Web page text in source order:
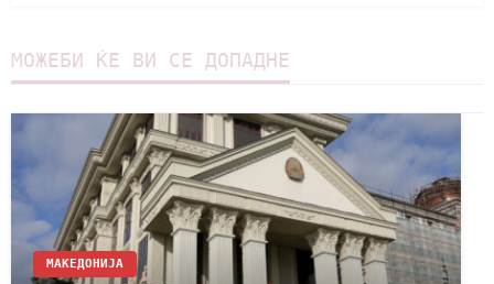
МОЖЕБИ ЌЕ ВИ СЕ ДОПАДНЕ
МАКЕДОНИЈА